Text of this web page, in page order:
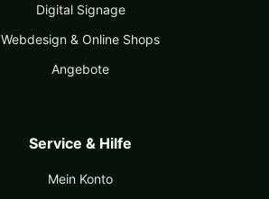
Digital Signage
Webdesign & Online Shops
Angebote
Service & Hilfe
Mein Konto